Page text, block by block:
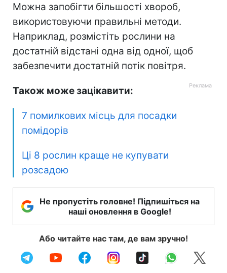
Можна запобігти більшості хвороб,
використовуючи правильні методи.
Наприклад, розмістіть рослини на
достатній відстані одна від одної, щоб
забезпечити достатній потік повітря.
Також може зацікавити:
7 помилкових місць для посадки
помідорів
Ці 8 рослин краще не купувати
розсадою
Не пропустіть головне! Підпишіться на
наші оновлення в Google!
Або читайте нас там, де вам зручно!